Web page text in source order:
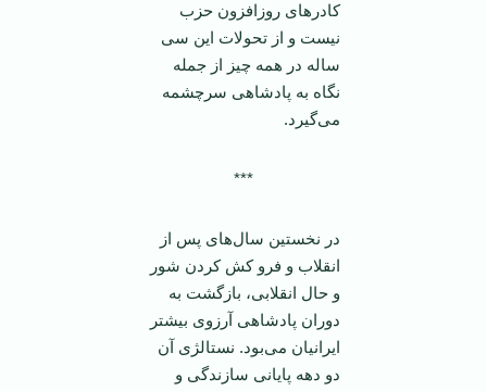
کادر‌های روز‌افزون حزب
نیست و از تحولات این سی
ساله در همه چیز از جمله
نگاه به پادشاهی سرچشمه
می‌گیرد.
***
در نخستین سال‌های پس از
انقلاب و فرو کش کردن شور
و حال انقلابی، بازگشت به
دوران پادشاهی آرزوی بیشتر
ایرانیان می‌بود. نستالژی آن
دو دهه پایانی سازندگی و